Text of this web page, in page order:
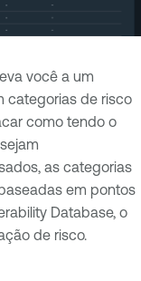
você a um
categorias de risco
como tendo o
as categorias
em pontos
Database, o
de risco.